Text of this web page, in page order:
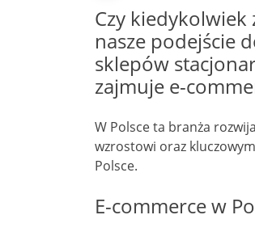
Czy kiedykolwiek
nasze podejście
sklepów
zajmuje e-
W Polsce ta branża
wzrostowi oraz
Polsce.
E-commerce w